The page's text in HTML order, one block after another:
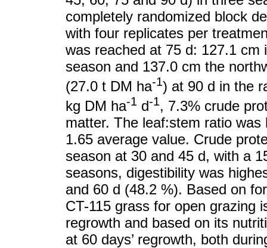
completely randomized block
with four replicates per
was reached at 75 d: 127.1
season and 137.0 cm the
(27.0 t DM ha-1) at 90 d in the
kg DM ha-1 d-1, 7.3% crude
matter. The leaf:stem ratio
1.65 average value. Crude
season at 30 and 45 d, with a
seasons, digestibility was
and 60 d (48.2 %). Based on
CT-115 grass for open grazing
regrowth and based on its
at 60 days’ regrowth, both